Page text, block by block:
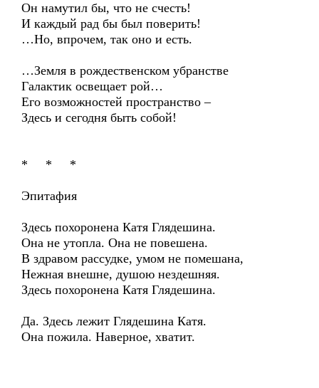
Он намутил бы, что не счесть!
И каждый рад бы был поверить!
…Но, впрочем, так оно и есть.
…Земля в рождественском убранстве
Галактик освещает рой…
Его возможностей пространство –
Здесь и сегодня быть собой!
* * *
Эпитафия
Здесь похоронена Катя Глядешина.
Она не утопла. Она не повешена.
В здравом рассудке, умом не помешана,
Нежная внешне, душою нездешняя.
Здесь похоронена Катя Глядешина.
Да. Здесь лежит Глядешина Катя.
Она пожила. Наверное, хватит.